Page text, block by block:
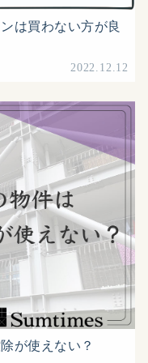
は買わない方が良
2022.12.12
が使えない？